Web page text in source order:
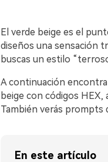
El verde beige es el
diseños una sensación
buscas un estilo
A continuación
beige con códigos
También verás prompts
En este artículo